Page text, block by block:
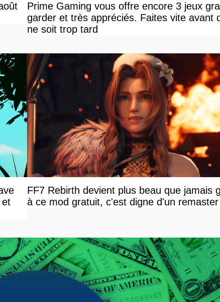
Prime Gaming vous offre encore 3 jeux
garder et très appréciés. Faites vite avant
ne soit trop tard
et
FF7 Rebirth devient plus beau que jamais
à ce mod gratuit, c'est digne d'un remaster